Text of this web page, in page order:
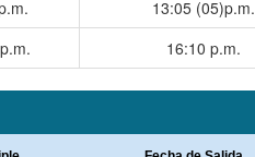
13:05 (05)p.m.
p.m. 16:10p.m.